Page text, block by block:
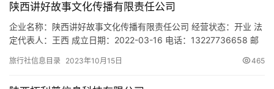
范围：一般项目：教育咨询服…
陕西讲好故事文化传播有限责任公司
企业名称：陕西讲好故事文化传播有限责任公司 经营状态：开业 法
定代表人：王西 成立日期：2022-03-16 电话：13227736658 邮
91610113MAB11D703G 注册地址：陕西省西安市雁塔区老三届世
旅行社信息目录 2023年10月15日 465